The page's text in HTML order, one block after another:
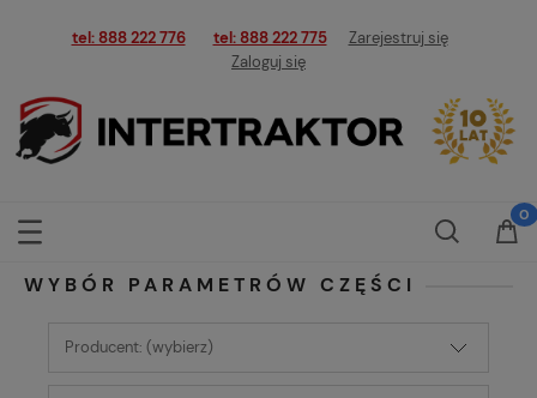
tel: 888 222 776 tel: 888 222 775
Zarejestruj się
Zaloguj się
WYBÓR PARAMETRÓW CZĘŚCI
Producent: (wybierz)